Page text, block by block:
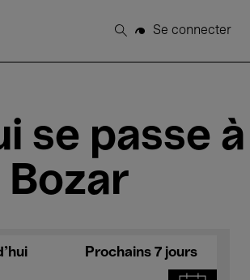
Rechercher
Se connecter
se passe à
Bozar
Prochains 7 jours